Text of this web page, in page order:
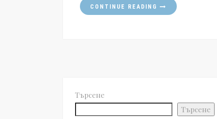
CONTINUE READING
Търсене
Търсене